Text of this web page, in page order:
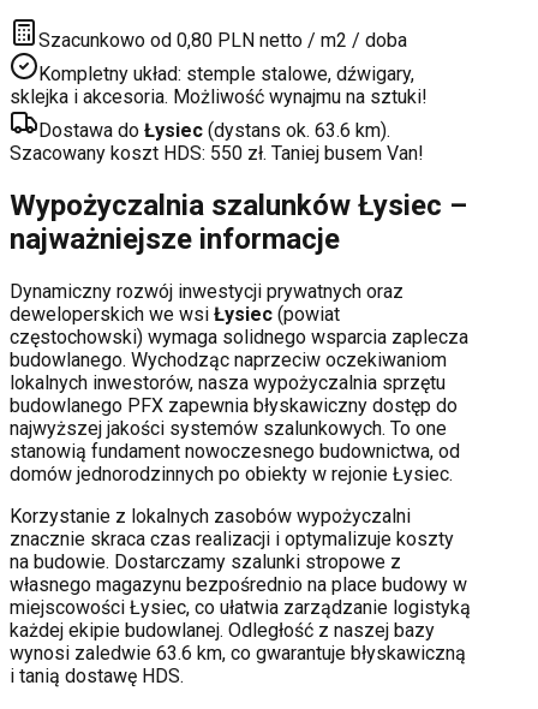
Szacunkowo od 0,80 PLN netto / m2 / doba
Kompletny układ: stemple stalowe, dźwigary,
sklejka i akcesoria. Możliwość wynajmu na sztuki!
Dostawa do Łysiec (dystans ok. 63.6 km).
Szacowany koszt HDS: 550 zł. Taniej busem Van!
Wypożyczalnia szalunków Łysiec –
najważniejsze informacje
Dynamiczny rozwój inwestycji prywatnych oraz
deweloperskich we wsi Łysiec (powiat
częstochowski) wymaga solidnego wsparcia zaplecza
budowlanego. Wychodząc naprzeciw oczekiwaniom
lokalnych inwestorów, nasza wypożyczalnia sprzętu
budowlanego PFX zapewnia błyskawiczny dostęp do
najwyższej jakości systemów szalunkowych. To one
stanowią fundament nowoczesnego budownictwa, od
domów jednorodzinnych po obiekty w rejonie Łysiec.
Korzystanie z lokalnych zasobów wypożyczalni
znacznie skraca czas realizacji i optymalizuje koszty
na budowie. Dostarczamy szalunki stropowe z
własnego magazynu bezpośrednio na place budowy w
miejscowości Łysiec, co ułatwia zarządzanie logistyką
każdej ekipie budowlanej. Odległość z naszej bazy
wynosi zaledwie 63.6 km, co gwarantuje błyskawiczną
i tanią dostawę HDS.